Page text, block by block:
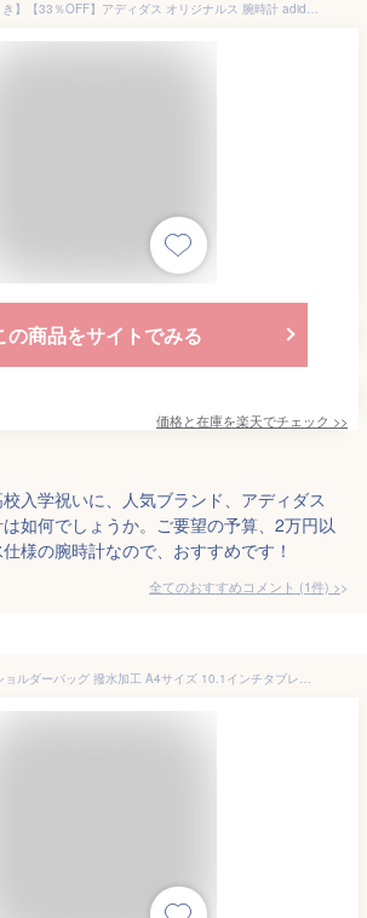
【最大6,520円引き】【33％OFF】アディダス オリジナルス 腕時計 adidas 時計 エディションツー アディダスオリジナルス メンズ 男性 男子 カジュアル ファッション 誕生日 記念日 お祝い 学生 中学生 高校生 大学生 入学祝い 卒業祝い AOFH22003 定番 人気 おすすめ ギフト
の商品をサイトでみる
価格と在庫を楽天でチェック >>
入学祝いに、人気ブランド、アディダス
如何でしょうか。ご要望の予算、2万円以
様の腕時計なので、おすすめです！
全てのおすすめコメント (1件) >
[エースジーン] ショルダーバッグ 撥水加工 A4サイズ 10.1インチタブレット対応 ハンスリーSDH マルチアクセスポケット 限定カラー メンズ ブラック H23×W35×D10cm